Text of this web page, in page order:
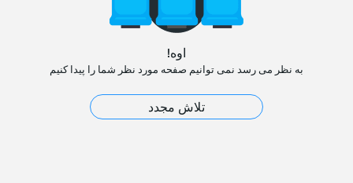
اوه!
به نظر می رسد نمی توانیم صفحه مورد نظر شما را پیدا کنیم
تلاش مجدد